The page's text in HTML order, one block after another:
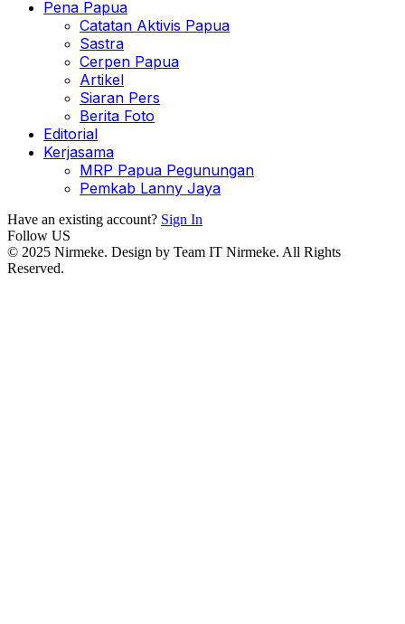
Pena Papua
Catatan Aktivis Papua
Sastra
Cerpen Papua
Artikel
Siaran Pers
Berita Foto
Editorial
Kerjasama
MRP Papua Pegunungan
Pemkab Lanny Jaya
Have an existing account? Sign In
Follow US
© 2025 Nirmeke. Design by Team IT Nirmeke. All Rights
Reserved.